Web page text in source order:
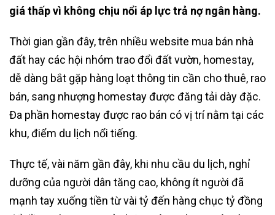
giá thấp vì không chịu nổi áp lực trả nợ ngân hàng.
Thời gian gần đây, trên nhiều website mua bán nhà
đất hay các hội nhóm trao đổi đất vườn, homestay,
dễ dàng bắt gặp hàng loạt thông tin cần cho thuê, rao
bán, sang nhượng homestay được đăng tải dày đặc.
Đa phần homestay được rao bán có vị trí nằm tại các
khu, điểm du lịch nổi tiếng.
Thực tế, vài năm gần đây, khi nhu cầu du lịch, nghỉ
dưỡng của người dân tăng cao, không ít người đã
mạnh tay xuống tiền từ vài tỷ đến hàng chục tỷ đồng